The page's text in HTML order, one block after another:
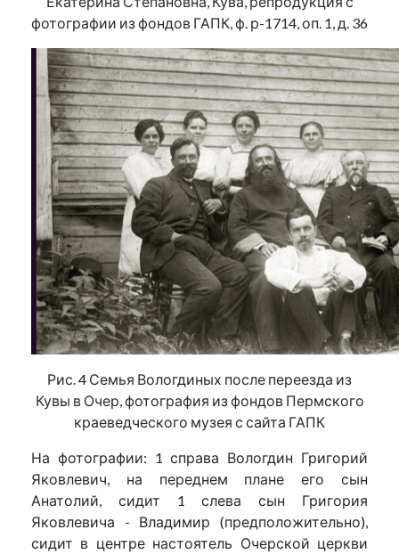
фотографии из фондов ГАПК, ф. р-1714, оп. 1, д. 36
Рис. 4 Семья Вологдиных после переезда из
Кувы в Очер, фотография из фондов Пермского
краеведческого музея с сайта ГАПК
На фотографии: 1 справа Вологдин Григорий
Яковлевич, на переднем плане его сын
Анатолий, сидит 1 слева сын Григория
Яковлевича - Владимир (предположительно),
сидит в центре настоятель Очерской церкви